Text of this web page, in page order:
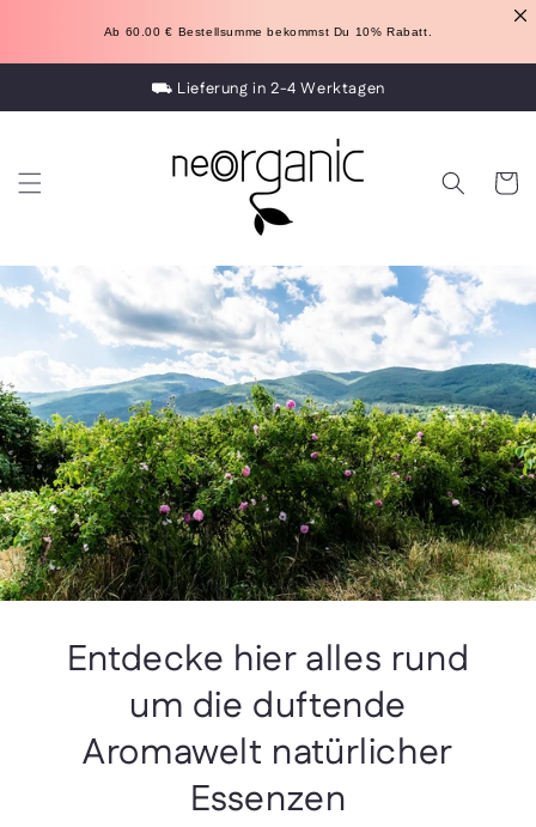
Ab 60.00 € Bestellsumme bekommst Du 10% Rabatt.
⛟ Lieferung in 2-4 Werktagen
100% naturreine Bio ätherische Öle
Entdecke hier alles rund
um die duftende
Aromawelt natürlicher
Essenzen